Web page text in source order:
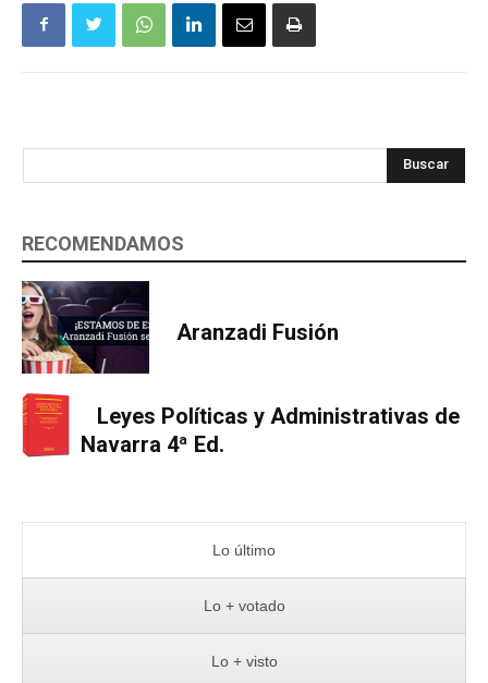
Buscar
RECOMENDAMOS
Aranzadi Fusión
Leyes Políticas y Administrativas de
Navarra 4ª Ed.
Lo último
Lo + votado
Lo + visto